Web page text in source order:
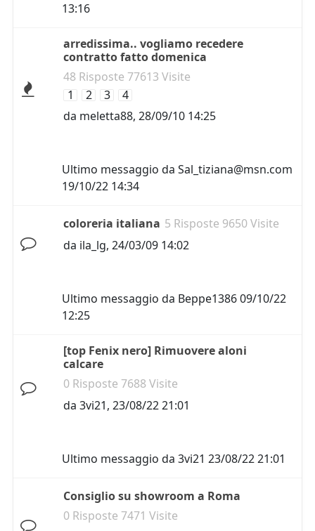
13:16
arredissima.. vogliamo recedere
contratto fatto domenica
48 Risposte 77613 Visite
1
2 3
4
da meletta88, 28/09/10 14:25
Ultimo messaggio da Sal_tiziana@msn.com
19/10/22 14:34
coloreria italiana 5 Risposte 9650 Visite
da ila_lg, 24/03/09 14:02
Ultimo messaggio da Beppe138609/10/22
12:25
[top Fenix nero] Rimuovere aloni
calcare
0 Risposte 7688 Visite
da 3vi21, 23/08/22 21:01
Ultimo messaggio da 3vi21 23/08/22 21:01
Consiglio su showroom a Roma
0 Risposte 7471 Visite